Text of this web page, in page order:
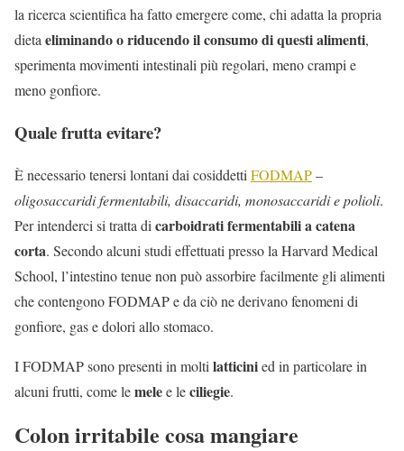
la ricerca scientifica ha fatto emergere come, chi adatta la propria
dietaeliminando o riducendo il consumo di questi alimenti,
sperimenta movimenti intestinali più regolari, meno crampi e
meno gonfiore.
Quale frutta evitare?
È necessario tenersi lontani dai cosiddetti FODMAP–
oligosaccaridi fermentabili, disaccaridi, monosaccaridi e polioli.
Per intenderci si tratta di carboidrati fermentabili a catena
corta. Secondo alcuni studi effettuati presso la Harvard Medical
School, l’intestino tenue non può assorbire facilmente gli alimenti
che contengono FODMAP e da ciò ne derivano fenomeni di
gonfiore, gas e dolori allo stomaco.
I FODMAP sono presenti in molti latticinied in particolare in
alcuni frutti, come lemelee leciliegie.
Colon irritabile cosa mangiare